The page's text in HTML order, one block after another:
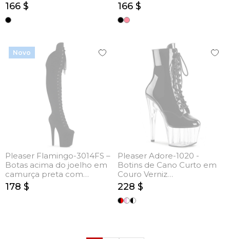
166 $ 166 $
Novo
Pleaser Flamingo-3014FS –
Botas acima do joelho em
camurça preta com
atacadores (salto 20 cm)
178 $
Pleaser Adore-1020 -
Botins de Cano Curto em
Couro Verniz
Preto/Transparente (salto
17.8 cm)
228 $